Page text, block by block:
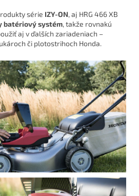
série IZY-ON, aj HRG 466 XB
batériový systém, takže rovnakú
aj v ďalších zariadeniach –
či plotostrihoch Honda.